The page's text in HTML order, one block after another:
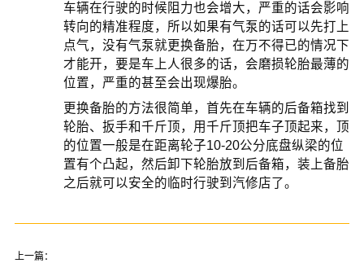
车辆在行驶的时候阻力也会增大，严重的话会影响
转向的精准程度，所以如果有气泵的话可以先打上
点气，没有气泵就更换备胎，在万不得已的情况下
才能开，要是车上人很多的话，会磨损轮胎最薄的
位置，严重的甚至会出现爆胎。
更换备胎的方法很简单，首先在车辆的后备箱找到
轮胎、扳手和千斤顶，用千斤顶把车子顶起来，顶
的位置一般是在距离轮子10-20公分底盘纵梁的位
置有个凸起，然后卸下轮胎放到后备箱，装上备胎
之后就可以安全的临时行驶到汽修店了。
上一篇：